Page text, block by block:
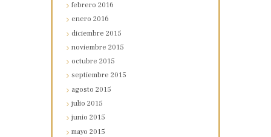
febrero2016
enero2016
diciembre2015
noviembre2015
octubre2015
septiembre2015
agosto2015
julio2015
junio2015
mayo2015